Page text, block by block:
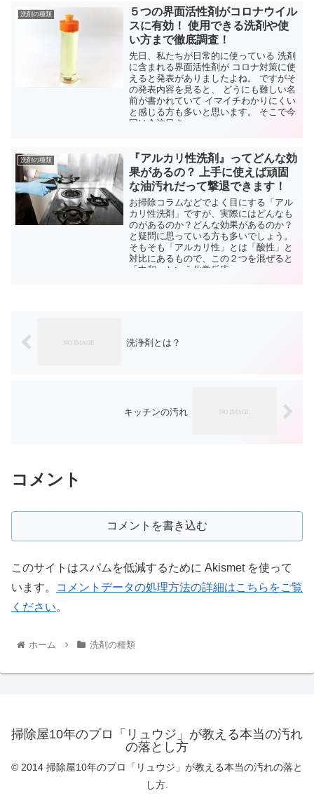
洗剤の種類
５つの界面活性剤がコロナウイル
スに有効！ 使用できる洗剤や使
い方まで徹底調査！
先日、私たちが日常的に使っている 洗剤
に含まれる界面活性剤が コロナ対策に使
えると発表がありましたよね。 ですがそ
の発表内容を見ると、 どうにも難しい名
前が書かれていて イマイチわかりにくい
と感じる方も多いと思います。 そこで今
回は今注目さ...
洗剤の種類
『アルカリ性洗剤』ってどんな効
果があるの？ 上手に使えば頑固
な油汚れだって撃退できます！
お掃除コラムなどでよく目にする「アル
カリ性洗剤」ですが、実際にはどんなも
のがあるのか？どんな効果があるのか？
と疑問に思っている方も多いでしょう。
そもそも「アルカリ性」とは「酸性」と
対比にあるもので、この２つを混ぜると
「中和」という化学反応...
洗浄剤とは？
キッチンの汚れ
コメント
コメントを書き込む
このサイトはスパムを低減するために Akismet を使って
います。
コメントデータの処理方法の詳細はこちらをご覧
ください。
ホーム 洗剤の種類
掃除屋10年のプロ「リュウジ」が教える本当の汚れ
の落とし方
© 2014 掃除屋10年のプロ「リュウジ」が教える本当の汚れの落と
し方.